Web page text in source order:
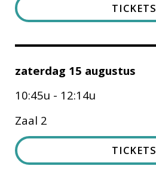
TICKETS
zaterdag 15 augustus
10:45u - 12:14u
Zaal 2
TICKETS